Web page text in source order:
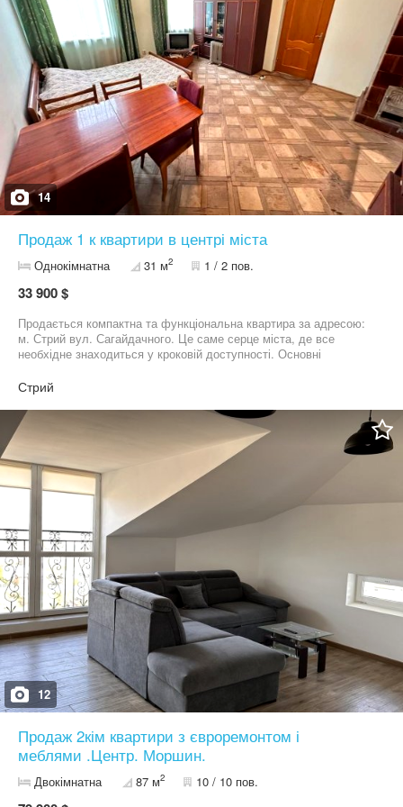
буде облаштована місткою наземною стоянкою, дитячими та
спорт майданчиками. Можливе розтермінування до завершення
будівництва. Ідеальна локація. Поряд стадіон, садок,
школи,гуртки,супермаркети, продуктові магазини та все
необхідне для комфортного проживання. Встигніть придбати.
Пропозиція продажу в цьому районі-рідкість!
14
Продаж 1 к квартири в центрі міста
Однокімнатна 31 м2 1 / 2 пов.
33 900 $
Продається компактна та функціональна квартира за адресою:
м. Стрий вул. Сагайдачного. Це саме серце міста, де все
необхідне знаходиться у кроковій доступності. Основні
поверхового цегляного будинку (до квартири додається підвал).
Загальна площа: 31 м² Житлова площа: 20 м² (простора та
світла кімната) Локація: Центр міста, активний пішохідний та
автомобільний трафік. Переваги: Квартира чудово підійде як
для власного проживання, так і для здачі в оренду. Комерційний
потенціал: Завдяки розташуванню на вул. Сагайдачного, об'єкт є
перспективним для переведення у нежитловий фонд (під офіс,
салон краси, нотаріальну контору чи магазин). Інфраструктура:
Поруч ринок, магазини, паркові зони та зручна транспортна
розв'язка. Якщо у Вас є своя нерухомість, яку ви хочете
продати допоможемо, телефонуйте.
Стрий
12
Продаж 2кім квартири з євроремонтом і
меблями .Центр. Моршин.
Двокімнатна 87 м2 10 / 10 пов.